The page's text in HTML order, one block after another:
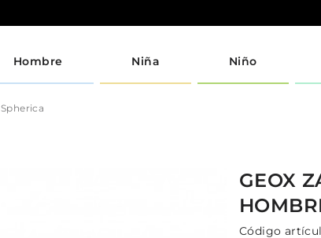
Hombre Niña Niño
Spherica
GEOX
Código